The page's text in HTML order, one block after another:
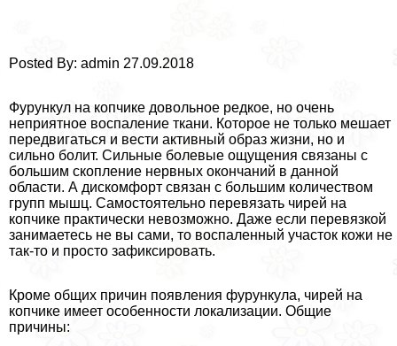
Posted By: admin 27.09.2018
Фурункул на копчике довольное редкое, но очень
неприятное воспаление ткани. Которое не только мешает
передвигаться и вести активный образ жизни, но и
сильно болит. Сильные болевые ощущения связаны с
большим скопление нервных окончаний в данной
области. А дискомфорт связан с большим количеством
групп мышц. Самостоятельно перевязать чирей на
копчике пpaктически невозможно. Даже если перевязкой
занимаетесь не вы сами, то воспаленный участок кожи не
так-то и просто зафиксировать.
Кроме общих причин появления фурункула, чирей на
копчике имеет особенности локализации. Общие
причины: